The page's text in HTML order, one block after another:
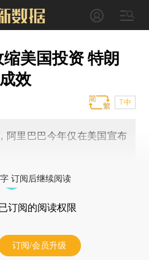
美国投资 特朗
效
T中
阿里巴巴今年仅在美国宣布
订阅后继续阅读
订阅的阅读权限
订阅/会员升级